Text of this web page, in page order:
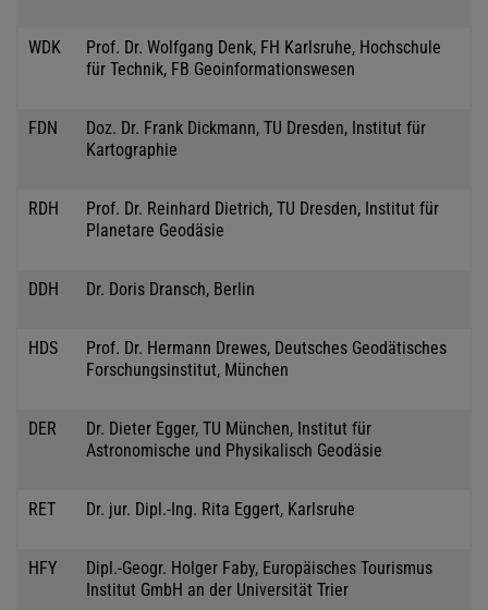
WDK
Prof. Dr. Wolfgang Denk, FH Karlsruhe, Hochschule
für Technik, FB Geoinformationswesen
FDN
Doz. Dr. Frank Dickmann, TU Dresden, Institut für
Kartographie
RDH
Prof. Dr. Reinhard Dietrich, TU Dresden, Institut für
Planetare Geodäsie
DDH Dr. Doris Dransch, Berlin
HDS
Prof. Dr. Hermann Drewes, Deutsches Geodätisches
Forschungsinstitut, München
DER
Dr. Dieter Egger, TU München, Institut für
Astronomische und Physikalisch Geodäsie
RET Dr. jur. Dipl.-Ing. Rita Eggert, Karlsruhe
HFY
Dipl.-Geogr. Holger Faby, Europäisches Tourismus
Institut GmbH an der Universität Trier